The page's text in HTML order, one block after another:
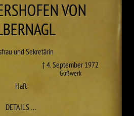
VON
und Sekretärin
† 4. September 1972
Gußwerk
Haft
DETAILS…ZU HILDEGARD